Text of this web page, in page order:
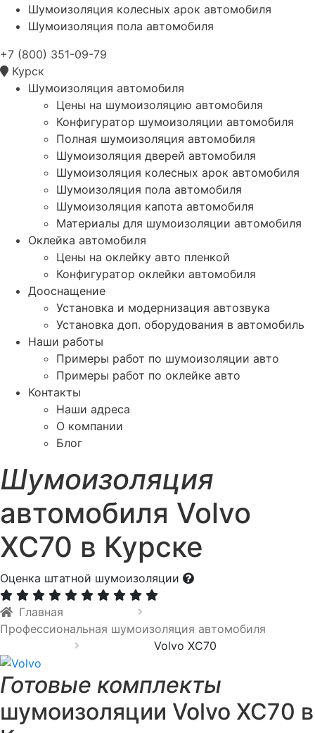
Шумоизоляция колесных арок автомобиля
Шумоизоляция пола автомобиля
+7 (800) 351-09-79
Курск
Шумоизоляция автомобиля
Цены на шумоизоляцию автомобиля
Конфигуратор шумоизоляции автомобиля
Полная шумоизоляция автомобиля
Шумоизоляция дверей автомобиля
Шумоизоляция колесных арок автомобиля
Шумоизоляция пола автомобиля
Шумоизоляция капота автомобиля
Материалы для шумоизоляции автомобиля
Оклейка автомобиля
Цены на оклейку авто пленкой
Конфигуратор оклейки автомобиля
Дооснащение
Установка и модернизация автозвука
Установка доп. оборудования в автомобиль
Наши работы
Примеры работ по шумоизоляции авто
Примеры работ по оклейке авто
Контакты
Наши адреса
О компании
Блог
Шумоизоляция
автомобиля Volvo
XC70 в Курске
Оценка штатной шумоизоляции
Главная
Профессиональная шумоизоляция автомобиля
Volvo XC70
Готовые комплекты
шумоизоляции Volvo XC70 в